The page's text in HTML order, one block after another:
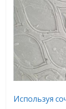
Используя